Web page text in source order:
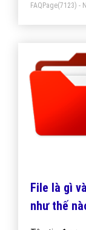
FAQPage(7123) -
File là gì
như thế